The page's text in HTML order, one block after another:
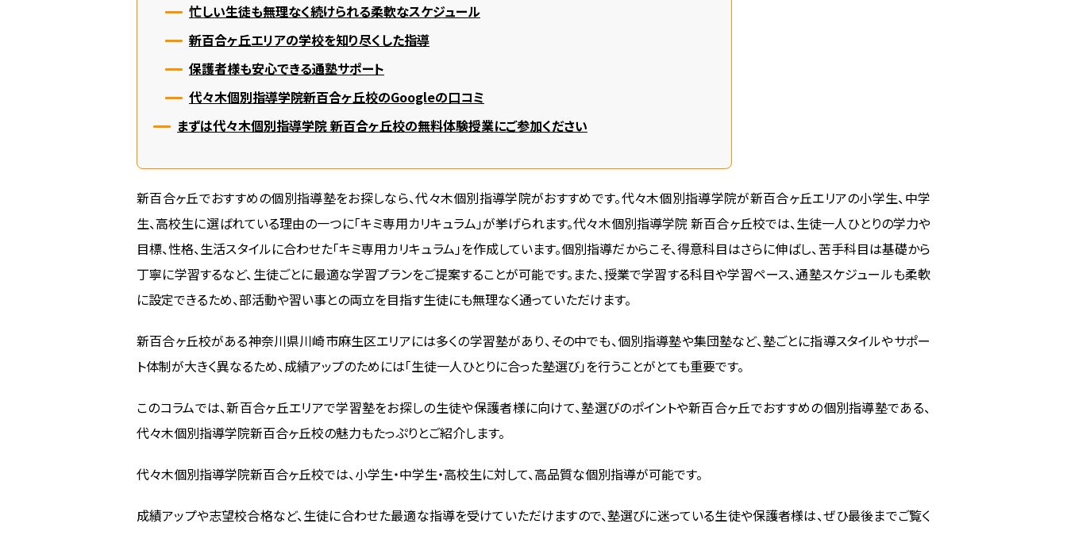
忙しい生徒も無理なく続けられる柔軟なスケジュール
新百合ヶ丘エリアの学校を知り尽くした指導
保護者様も安心できる通塾サポート
代々木個別指導学院新百合ヶ丘校のGoogleの口コミ
まずは代々木個別指導学院 新百合ヶ丘校の無料体験授業にご参加ください
新百合ヶ丘でおすすめの個別指導塾をお探しなら、代々木個別指導学院がおすすめです。代々木個別指導学院が新百合ヶ丘エリアの小学生、中学
生、高校生に選ばれている理由の一つに「キミ専用カリキュラム」が挙げられます。代々木個別指導学院新百合ヶ丘校では、生徒一人ひとりの学力や
目標、性格、生活スタイルに合わせた「キミ専用カリキュラム」を作成しています。個別指導だからこそ、得意科目はさらに伸ばし、苦手科目は基礎から
丁寧に学習するなど、生徒ごとに最適な学習プランをご提案することが可能です。また、授業で学習する科目や学習ペース、通塾スケジュールも柔軟
に設定できるため、部活動や習い事との両立を目指す生徒にも無理なく通っていただけます。
新百合ヶ丘校がある神奈川県川崎市麻生区エリアには多くの学習塾があり、その中でも、個別指導塾や集団塾など、塾ごとに指導スタイルやサポー
ト体制が大きく異なるため、成績アップのためには「生徒一人ひとりに合った塾選び」を行うことがとても重要です。
このコラムでは、新百合ヶ丘エリアで学習塾をお探しの生徒や保護者様に向けて、塾選びのポイントや新百合ヶ丘でおすすめの個別指導塾である、
代々木個別指導学院新百合ヶ丘校の魅力もたっぷりとご紹介します。
代々木個別指導学院新百合ヶ丘校では、小学生・中学生・高校生に対して、高品質な個別指導が可能です。
成績アップや志望校合格など、生徒に合わせた最適な指導を受けていただけますので、塾選びに迷っている生徒や保護者様は、ぜひ最後までご覧く